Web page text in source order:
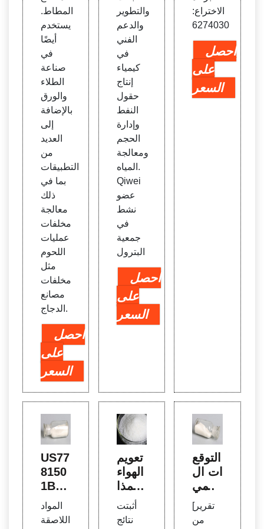
المطاط.
يستخدم
أيضًا
في
صناعة
الطلاء
والورق
بالإضافة
إلى
العديد
من
التطبيقات
بما في
ذلك
معالجة
مخلفات
عمليات
اللحوم
مثل
مخلفات
مصانع
الدجاج.
احصل
على
السعر
والتطوير
والدعم
الفني
في
كيمياء
إنتاج
حقول
النفط
وإدارة
الحجم
ومعالجة
المياه.
Qiwei
عضو
نشط
في
جمعية
البترول
احصل
على
السعر
الاختراع:
6274030
احصل
على
السعر
US77
8150
1B2 -
المواد
اللاص
المواد
اللاصقة
تعويم
الهواء
المذا
ب لج
زيئات
أثبتت
نتائج
التوقع
ات ال
عالمي
ة لسو
ق مزي
[تقرير
من